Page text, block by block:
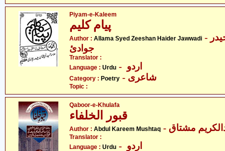
Piyam-e-Kaleem
پیام کلیم
Author : Allama Syed Zeeshan Haider Jawwadi - علامہ سیّد ذیشان حیدر
جوادئ
Translator :
Language : Urdu
Category : Poetry - شاعری
Topic :
Qaboor-e-Khulafa
Author : Abdul Kareem Mushtaq مشتاق
Translator :
Language : Urdu